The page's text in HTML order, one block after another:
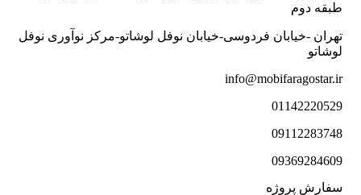
طبقه دوم
تهران -خیابان فردوسی-خیابان نوفل لوشاتو-مرکز نوآوری نوفل
لوشاتو
info@mobifaragostar.ir
01142220529
09112283748
09369284609
سفارش پروژه